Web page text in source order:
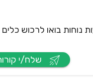
בואו לרכוש כלים